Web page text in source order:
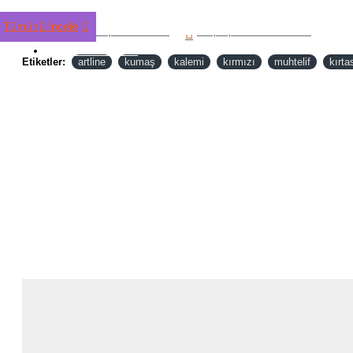
Tümünü İnceleAlışveriş Listeme Ekle
Etiketler: artline kumaş kalemi kırmızı muhtelif